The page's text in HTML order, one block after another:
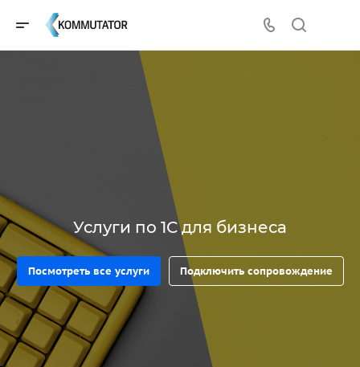
Услуги по 1С для бизнеса
Посмотреть все услуги Подключить сопровождение